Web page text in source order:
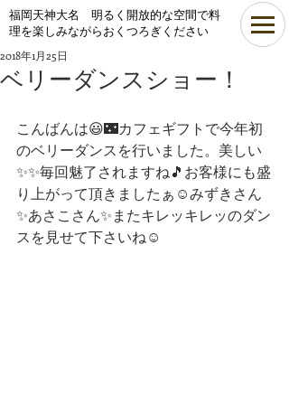
​福岡天神大名 明るく開放的な空間で料
理を楽しみながらおくつろぎください
ベリーダンスショー！
2018年1月25日
こんばんは😃🌃カフェギフトで今年初
のベリーダンスを行いました。美しい
✨✨毎回魅了されますね🎵お客様にも盛
り上がって頂きましたぁ☺みずきさん
✨あさこさん✨またキレッキレッのダン
スを見せて下さいね☺